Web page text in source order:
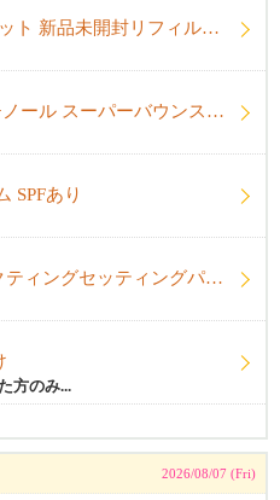
IOPE カフェインショット 新品未開封リフィル＋開封済み本体
新品未開封 IOPE レチノール スーパーバウンスセラム1%
SPFあり
NARS ライトリフレクティングセッティングパウダー プレストN
方のみ...
2026/08/07 (Fri)